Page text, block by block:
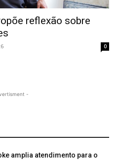
reflexão sobre
0
-
amplia atendimento para o